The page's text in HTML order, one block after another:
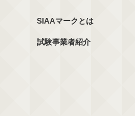
SIAAマークとは
試験事業者紹介